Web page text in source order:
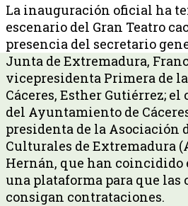
La inauguración oficial ha
escenario del Gran Teatro
presencia del secretario
Junta de Extremadura,
vicepresidenta Primera de
Cáceres, Esther Gutiérrez;
del Ayuntamiento de
presidenta de la Asociación
Culturales de Extremadura
Hernán, que han coincidido
una plataforma para que las
consigan contrataciones.